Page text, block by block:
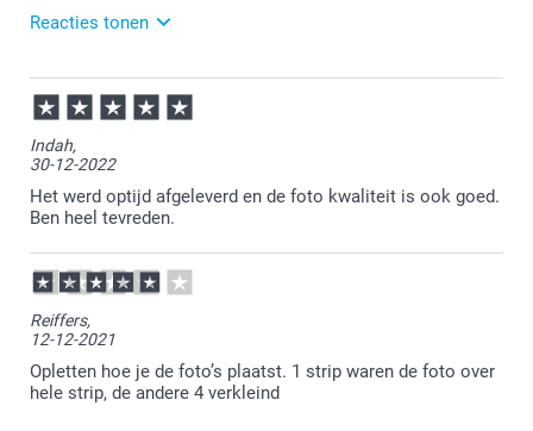
Reacties tonen
14-02-2024
15:21
Bedankt voor je positieve feedback. Fijn om te lezen
verhouding. Heel veel plezier van je bestelling en
graag tot ziens!
Indah,
30-12-2022
Het werd optijd afgeleverd en de foto kwaliteit is ook goed.
Ben heel tevreden.
Reiffers,
12-12-2021
Opletten hoe je de foto’s plaatst. 1 strip waren de foto over
hele strip, de andere 4 verkleind